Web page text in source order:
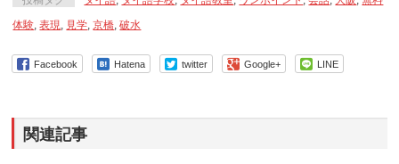
体験,表現, 見学,京橋,破水
Facebook Hatena twitter Google+ LINE
関連記事